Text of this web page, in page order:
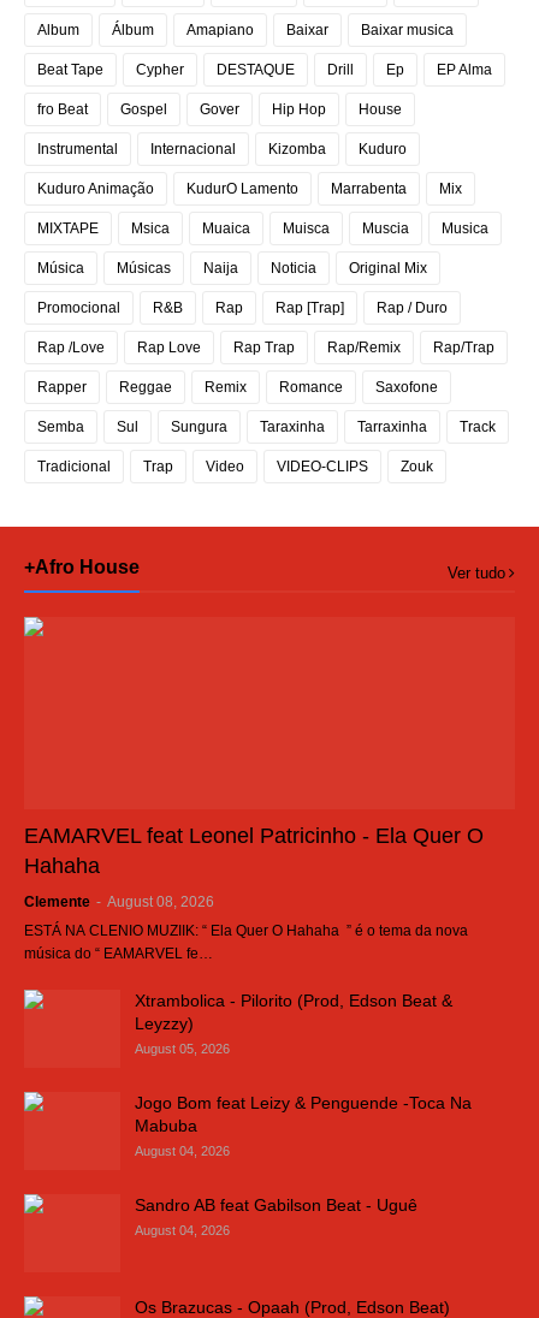
Album Álbum Amapiano Baixar Baixar musica
Beat Tape Cypher DESTAQUE Drill Ep EP Alma
fro Beat Gospel Gover Hip Hop House
Instrumental Internacional Kizomba Kuduro
Kuduro Animação KudurO Lamento Marrabenta Mix
MIXTAPE Msica Muaica Muisca Muscia Musica
Música Músicas Naija Noticia Original Mix
Promocional R&B Rap Rap [Trap] Rap / Duro
Rap /Love Rap Love Rap Trap Rap/Remix Rap/Trap
Rapper Reggae Remix Romance Saxofone
Semba Sul Sungura Taraxinha Tarraxinha Track
Tradicional Trap Video VIDEO-CLIPS Zouk
+Afro House Ver tudo
EAMARVEL feat Leonel Patricinho - Ela Quer O
Hahaha
Clemente - August 08, 2026
ESTÁ NA CLENIO MUZIIK: “ Ela Quer O Hahaha ” é o tema da nova
música do “ EAMARVEL fe…
Xtrambolica - Pilorito (Prod, Edson Beat &
Leyzzy)
August 05, 2026
Jogo Bom feat Leizy & Penguende -Toca Na
Mabuba
August 04, 2026
Sandro AB feat Gabilson Beat - Uguê
August 04, 2026
Os Brazucas - Opaah (Prod, Edson Beat)